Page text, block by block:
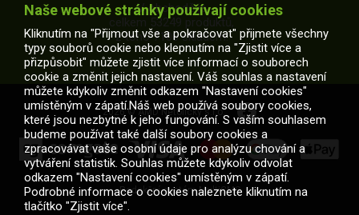
V obchodě je
celkem 53249 produktů,
z toho 7106 skladem.
2026 © AMD Netolický s.r.o.
Redakční systém MultiCMS
Naše webové stránky používají cookies
Kliknutím na "Přijmout vše a pokračovat" přijmete všechny
typy souborů cookie nebo klepnutím na "Zjistit více a
přizpůsobit" můžete zjistit více informací o souborech
cookie a změnit jejich nastavení. Váš souhlas a nastavení
můžete kdykoliv změnit odkazem "Nastavení cookies"
umístěným v zápatí.Náš web používá soubory cookies,
které jsou nezbytné k jeho fungování. S vaším souhlasem
budeme používat také další soubory cookies a
zpracovávat vaše osobní údaje pro analýzu chování a
vytváření statistik. Souhlas můžete kdykoliv odvolat
odkazem "Nastavení cookies" umístěným v zápatí.
Podrobné informace o cookies naleznete kliknutím na
tlačítko "Zjistit více".